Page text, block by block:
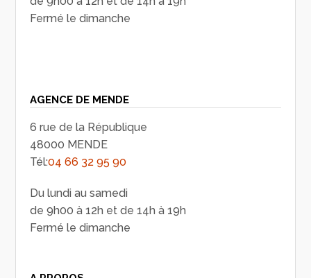
Fermé le dimanche
AGENCE DE MENDE
6 rue de la République
48000 MENDE
Tél:04 66 32 95 90
Du lundi au samedi
de 9h00 à 12h et de 14h à 19h
Fermé le dimanche